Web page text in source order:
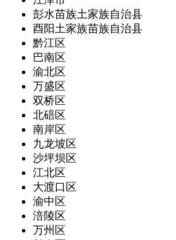
彭水苗族土家族自治县
酉阳土家族苗族自治县
黔江区
巴南区
渝北区
万盛区
双桥区
北碚区
南岸区
九龙坡区
沙坪坝区
江北区
大渡口区
渝中区
涪陵区
万州区